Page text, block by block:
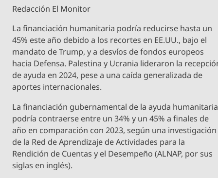
Redacción El Monitor
La financiación humanitaria podría reducirse hasta un
45% este año debido a los recortes en EE.UU., bajo el
mandato de Trump, y a desvíos de fondos europeos
hacia Defensa. Palestina y Ucrania lideraron la
de ayuda en 2024, pese a una caída generalizada de
aportes internacionales.
La financiación gubernamental de la ayuda humanitaria
podría contraerse entre un 34% y un 45% a finales de
año en comparación con 2023, según una investigación
de la Red de Aprendizaje de Actividades para la
Rendición de Cuentas y el Desempeño (ALNAP, por sus
siglas en inglés).